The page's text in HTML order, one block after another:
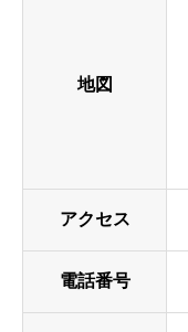
地図
アクセス
電話番号